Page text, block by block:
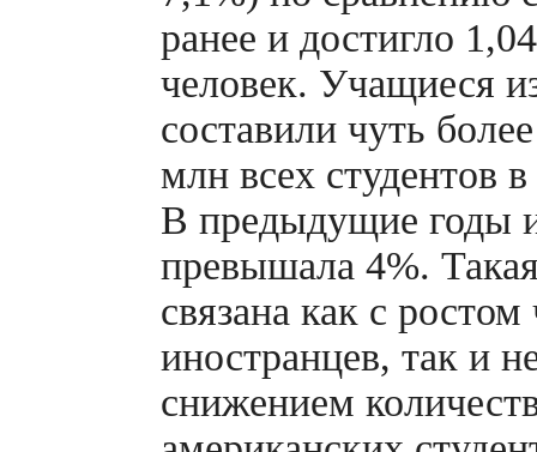
ранее и достигло
человек. Учащиеся
составили чуть
млн всех
В предыдущие годы
превышала 4%.
связана как с ростом
иностранцев, так и
снижением